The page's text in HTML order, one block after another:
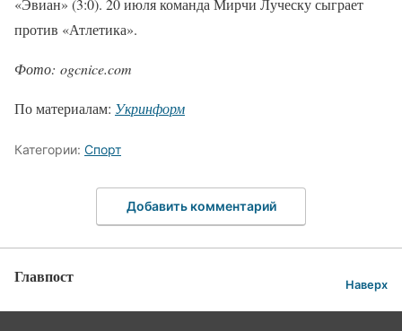
«Эвиан» (3:0). 20 июля команда Мирчи Луческу сыграет
против «Атлетика».
Фото: ogcnice.com
По материалам: Укринформ
Категории: Спорт
Добавить комментарий
Главпост Наверх